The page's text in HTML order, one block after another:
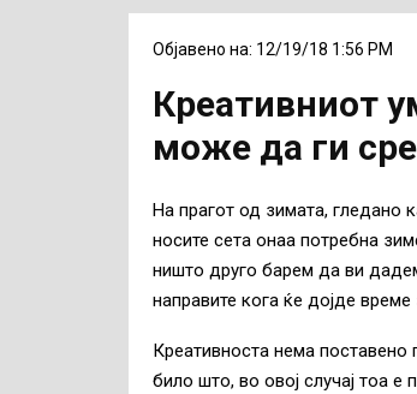
Објавено на: 12/19/18 1:56 PM
Креативниот
може да ги
На прагот од зимата, гледано
носите сета онаа потребна
ништо друго барем да ви
направите кога ќе дојде
Креативноста нема
било што, во овој случај тоа е